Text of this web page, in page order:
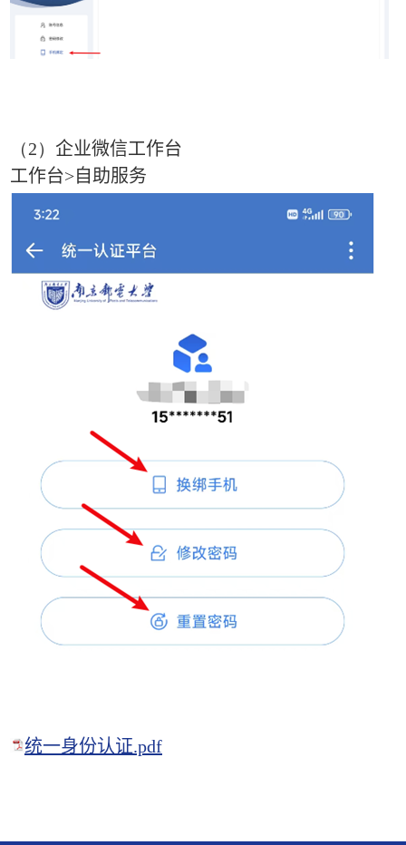
（2） 企业微信工作台
工作台>自助服务
统一身份认证.pdf